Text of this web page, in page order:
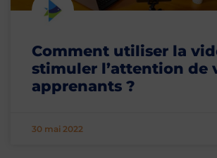
Comment utiliser la
stimuler l’attention de
apprenants ?
30 mai 2022